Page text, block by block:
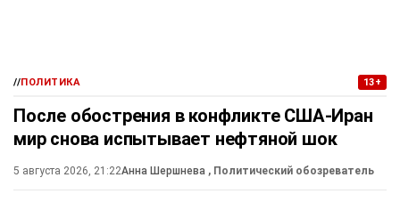
//ПОЛИТИКА 13+
После обострения в конфликте США-Иран
мир снова испытывает нефтяной шок
5 августа 2026, 21:22Анна Шершнева , Политический обозреватель